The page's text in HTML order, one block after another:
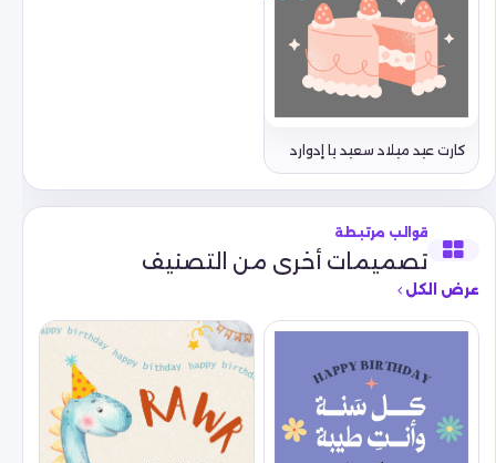
كارت عيد ميلاد سعيد يا إدوارد
قوالب مرتبطة
تصميمات أخرى من التصنيف
عرض الكل